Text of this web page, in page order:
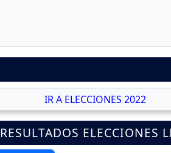
IR A ELECCIONES 2022
RESULTADOS ELECCIONES